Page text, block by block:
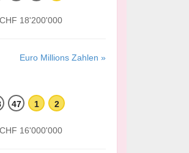
18'200'000
Euro Millions Zahlen »
47 1 2
16'000'000